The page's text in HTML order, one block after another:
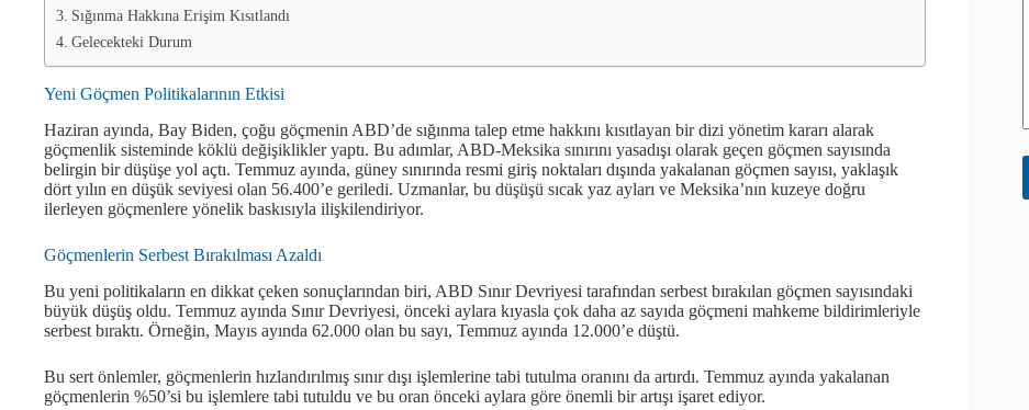
Sığınma Hakkına Erişim Kısıtlandı
Gelecekteki Durum
Yeni Göçmen Politikalarının Etkisi
Haziran ayında, Bay Biden, çoğu göçmenin ABD’de sığınma talep etme hakkını kısıtlayan bir dizi yönetim kararı alarak
göçmenlik sisteminde köklü değişiklikler yaptı. Bu adımlar, ABD-Meksika sınırını yasadışı olarak geçen göçmen sayısında
belirgin bir düşüşe yol açtı. Temmuz ayında, güney sınırında resmi giriş noktaları dışında yakalanan göçmen sayısı, yaklaşık
dört yılın en düşük seviyesi olan 56.400’e geriledi. Uzmanlar, bu düşüşü sıcak yaz ayları ve Meksika’nın kuzeye doğru
ilerleyen göçmenlere yönelik baskısıyla ilişkilendiriyor.
Göçmenlerin Serbest Bırakılması Azaldı
Bu yeni politikaların en dikkat çeken sonuçlarından biri, ABD Sınır Devriyesi tarafından serbest bırakılan göçmen sayısındaki
büyük düşüş oldu. Temmuz ayında Sınır Devriyesi, önceki aylara kıyasla çok daha az sayıda göçmeni mahkeme bildirimleriyle
serbest bıraktı. Örneğin, Mayıs ayında 62.000 olan bu sayı, Temmuz ayında 12.000’e düştü.
Bu sert önlemler, göçmenlerin hızlandırılmış sınır dışı işlemlerine tabi tutulma oranını da artırdı. Temmuz ayında yakalanan
göçmenlerin %50’si bu işlemlere tabi tutuldu ve bu oran önceki aylara göre önemli bir artışı işaret ediyor.